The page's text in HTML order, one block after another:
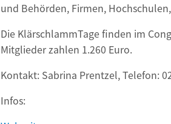
und Behörden, Firmen,
Die KlärschlammTage finden im
Mitglieder zahlen 1.260 Euro.
Kontakt: Sabrina Prentzel, Telefon:
Infos: